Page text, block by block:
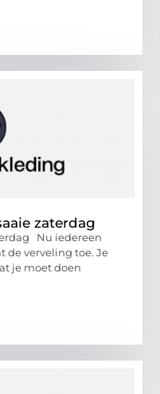
zaterdag
Nu iedereen
de verveling toe. Je
je moet doen